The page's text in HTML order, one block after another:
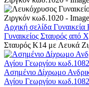
Αρχική σελίδα
Γυναικείος Σταυρός από
Σταυρός Κ14 με Λευκά
Ασημένιο Δίχρωμο
Αγίου Γεωργίου